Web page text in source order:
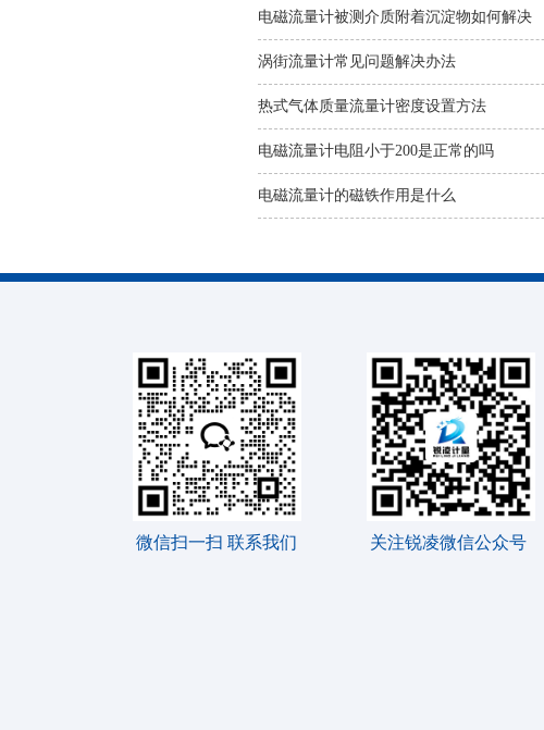
电磁流量计被测介质附着沉淀物如何解决
涡街流量计常见问题解决办法
热式气体质量流量计密度设置方法
电磁流量计电阻小于200是正常的吗
电磁流量计的磁铁作用是什么
微信扫一扫 联系我们 关注锐凌微信公众号